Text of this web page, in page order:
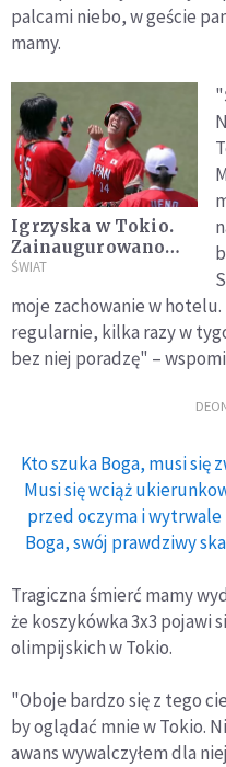
palcami niebo, w geście
mamy.
Igrzyska w Tokio.
Zainaugurowano
olimpijską
ŚWIAT
moje zachowanie w
regularnie, kilka razy w
bez niej poradzę" –
Kto szuka Boga, musi się
Musi się wciąż
przed oczyma i wytrwale
Boga, swój prawdziwy
Tragiczna śmierć mamy
że koszykówka 3x3 pojawi
olimpijskich w Tokio.
"Oboje bardzo się z tego
by oglądać mnie w Tokio.
awans wywalczyłem dla